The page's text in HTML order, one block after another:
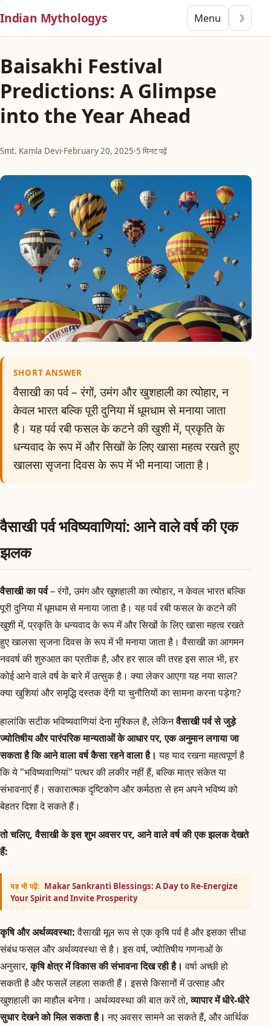
Indian Mythologys Menu ☽
Baisakhi Festival
Predictions: A Glimpse
into the Year Ahead
Smt. Kamla Devi·February 20, 2025·5 मिनट पढ़ें
SHORT ANSWER
वैसाखी का पर्व – रंगों, उमंग और खुशहाली का त्योहार, न
केवल भारत बल्कि पूरी दुनिया में धूमधाम से मनाया जाता
है। यह पर्व रबी फसल के कटने की खुशी में, प्रकृति के
धन्यवाद के रूप में और सिखों के लिए खासा महत्व रखते हुए
खालसा सृजना दिवस के रूप में भी मनाया जाता है।
वैसाखी पर्व भविष्यवाणियां: आने वाले वर्ष की एक
झलक
वैसाखी का पर्व– रंगों, उमंग और खुशहाली का त्योहार, न केवल भारत बल्कि
पूरी दुनिया में धूमधाम से मनाया जाता है। यह पर्व रबी फसल के कटने की
खुशी में, प्रकृति के धन्यवाद के रूप में और सिखों के लिए खासा महत्व रखते
हुए खालसा सृजना दिवस के रूप में भी मनाया जाता है। वैसाखी का आगमन
नववर्ष की शुरुआत का प्रतीक है, और हर साल की तरह इस साल भी, हर
कोई आने वाले वर्ष के बारे में उत्सुक है। क्या लेकर आएगा यह नया साल?
क्या खुशियां और समृद्धि दस्तक देंगी या चुनौतियों का सामना करना पड़ेगा?
हालांकि सटीक भविष्यवाणियां देना मुश्किल है, लेकिनवैसाखी पर्व से जुड़े
ज्योतिषीय और पारंपरिक मान्यताओं के आधार पर, एक अनुमान लगाया जा
सकता है कि आने वाला वर्ष कैसा रहने वाला है। यह याद रखना महत्वपूर्ण है
कि ये "भविष्यवाणियां" पत्थर की लकीर नहीं हैं, बल्कि मात्र संकेत या
संभावनाएं हैं। सकारात्मक दृष्टिकोण और कर्मठता से हम अपने भविष्य को
बेहतर दिशा दे सकते हैं।
तो चलिए, वैसाखी के इस शुभ अवसर पर, आने वाले वर्ष की एक झलक देखते
हैं:
यह भी पढ़ें: Makar Sankranti Blessings: A Day to Re-Energize
Your Spirit and Invite Prosperity
कृषि और अर्थव्यवस्था:वैसाखी मूल रूप से एक कृषि पर्व है और इसका सीधा
संबंध फसल और अर्थव्यवस्था से है। इस वर्ष, ज्योतिषीय गणनाओं के
अनुसार,कृषि क्षेत्र में विकास की संभावना दिख रही है। वर्षा अच्छी हो
सकती है और फसलें लहला सकती हैं। इससे किसानों में उत्साह और
खुशहाली का माहौल बनेगा। अर्थव्यवस्था की बात करें तो,व्यापार में धीरे-धीरे
सुधार देखने को मिल सकता है। नए अवसर सामने आ सकते हैं, और आर्थिक